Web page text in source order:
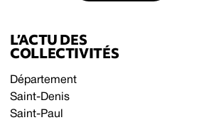
L’ACTU DES
COLLECTIVITÉS
Département
Saint-Denis
Saint-Paul